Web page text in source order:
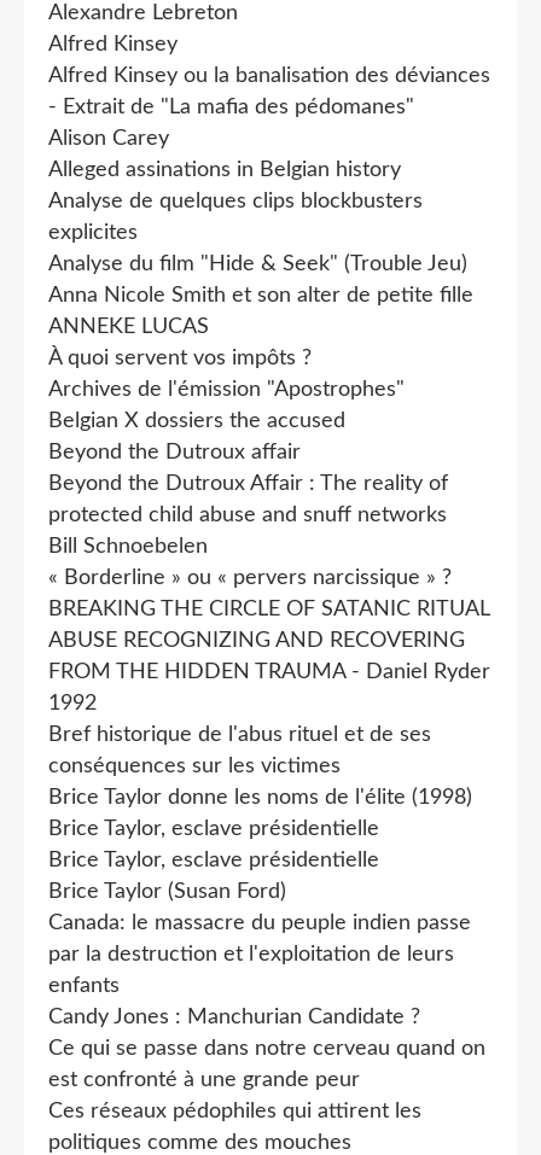
Alexandre Lebreton
Alfred Kinsey
Alfred Kinsey ou la banalisation des déviances
- Extrait de "La mafia des pédomanes"
Alison Carey
Alleged assinations in Belgian history
Analyse de quelques clips blockbusters
explicites
Analyse du film "Hide & Seek" (Trouble Jeu)
Anna Nicole Smith et son alter de petite fille
ANNEKE LUCAS
À quoi servent vos impôts ?
Archives de l'émission "Apostrophes"
Belgian X dossiers the accused
Beyond the Dutroux affair
Beyond the Dutroux Affair : The reality of
protected child abuse and snuff networks
Bill Schnoebelen
« Borderline » ou « pervers narcissique » ?
BREAKING THE CIRCLE OF SATANIC RITUAL
ABUSE RECOGNIZING AND RECOVERING
FROM THE HIDDEN TRAUMA - Daniel Ryder
1992
Bref historique de l'abus rituel et de ses
conséquences sur les victimes
Brice Taylor donne les noms de l'élite (1998)
Brice Taylor, esclave présidentielle
Brice Taylor, esclave présidentielle
Brice Taylor (Susan Ford)
Canada: le massacre du peuple indien passe
par la destruction et l'exploitation de leurs
enfants
Candy Jones : Manchurian Candidate ?
Ce qui se passe dans notre cerveau quand on
est confronté à une grande peur
Ces réseaux pédophiles qui attirent les
politiques comme des mouches